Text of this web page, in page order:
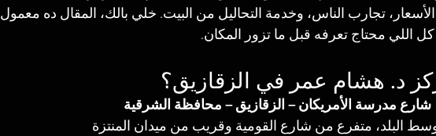
الأسعار، تجارب الناس، وخدمة التحاليل من البيت. خلي بالك، المقال ده معمول
محتاج تعرفه قبل ما تزور المكان.
د. هشام عمر في الزقازيق؟
البلد، متفرع من شارع القومية وقريب من ميدان المنتزة